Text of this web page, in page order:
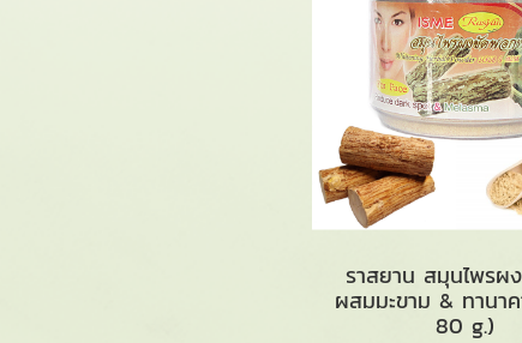
ราสยาน สมุนไพรผ
ผสมมะขาม & ทานา
80 g.)